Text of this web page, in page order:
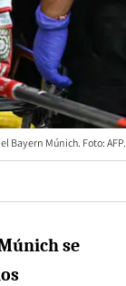
Bayern Múnich. Foto: AFP.
se